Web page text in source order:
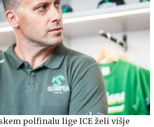
polfinalu lige ICE želi višje